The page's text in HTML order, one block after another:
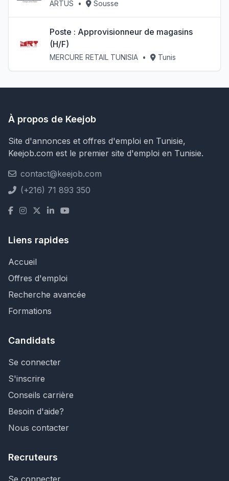
ARTUS • Sousse
Poste : Approvisionneur de magasins
(H/F)
MERCURE RETAIL TUNISIA • Tunis
À propos de Keejob
Site d'annonces et offres d'emploi en Tunisie,
Keejob.com est le premier site d'emploi en Tunisie.
contact@keejob.com
(+216) 71 893 350
Liens rapides
Accueil
Offres d'emploi
Recherche avancée
Formations
Candidats
Se connecter
S'inscrire
Conseils carrière
Besoin d'aide?
Nous contacter
Recruteurs
Se connecter